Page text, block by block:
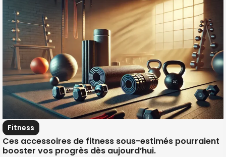
Fitness
Ces accessoires de fitness sous-estimés pourraient
booster vos progrès dès aujourd’hui.